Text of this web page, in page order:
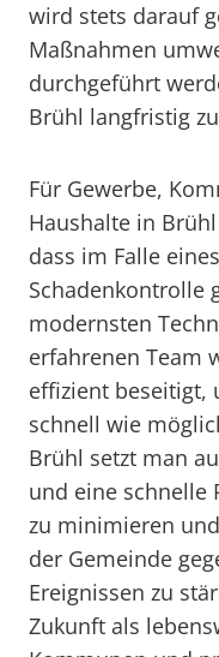
wird stets darauf
Maßnahmen
durchgeführt
Brühl langfristig
Für Gewerbe,
Haushalte in
dass im Falle
Schadenkontrolle
modernsten
erfahrenen Team
effizient beseitigt,
schnell wie
Brühl setzt man
und eine schnelle
zu minimieren
der Gemeinde
Ereignissen zu
Zukunft als